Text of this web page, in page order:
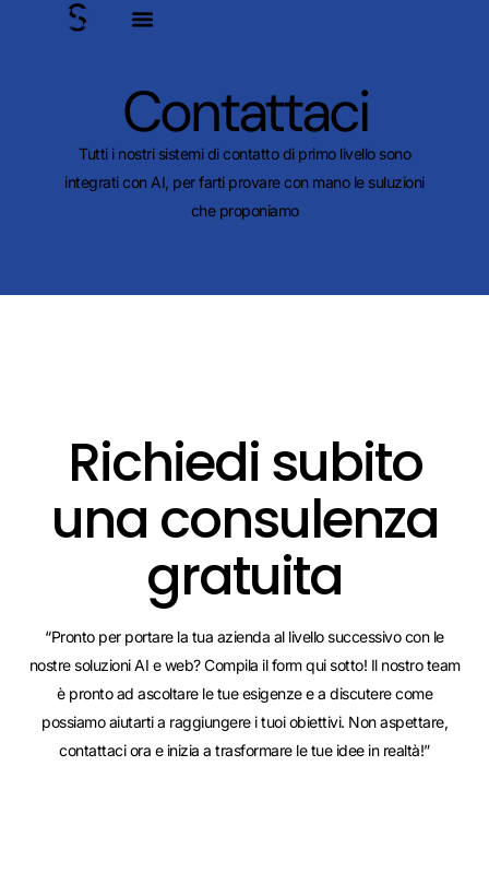
Contattaci
Tutti i nostri sistemi di contatto di primo livello sono
integrati con AI, per farti provare con mano le suluzioni
che proponiamo
Richiedi subito
una consulenza
gratuita
“Pronto per portare la tua azienda al livello successivo con le
nostre soluzioni AI e web? Compila il form qui sotto! Il nostro team
è pronto ad ascoltare le tue esigenze e a discutere come
possiamo aiutarti a raggiungere i tuoi obiettivi. Non aspettare,
contattaci ora e inizia a trasformare le tue idee in realtà!”